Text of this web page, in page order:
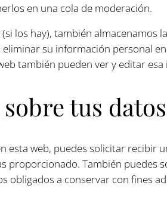
en una cola de moderación.
los hay), también
su información personal
también pueden ver y editar
tus datos
esta web, puedes solicitar
proporcionado. También
obligados a conservar con fines